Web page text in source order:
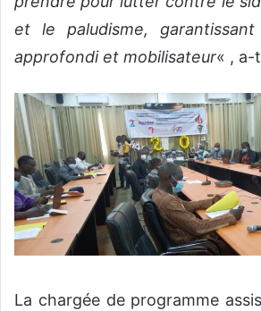
et le paludisme,
approfondi et mobilisateur« , a-
La chargée de programme